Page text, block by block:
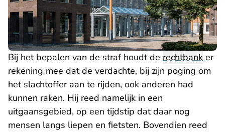
Bij het bepalen van de straf houdt de rechtbank er
rekening mee dat de verdachte, bij zijn poging om
het slachtoffer aan te rijden, ook anderen had
kunnen raken. Hij reed namelijk in een
uitgaansgebied, op een tijdstip dat daar nog
mensen langs liepen en fietsten. Bovendien reed